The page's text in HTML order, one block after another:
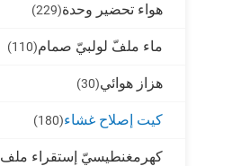
هواء تحضير وحدة(229)
ماء ملفّ لولبيّ صمام(110)
هزاز هوائي(30)
كيت إصلاح غشاء(180)
كهرمغنطيسيّ إستقراء ملف